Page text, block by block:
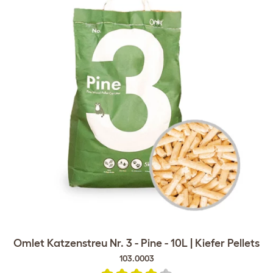
Omlet Katzenstreu Nr. 3 - Pine - 10L | Kiefer Pellets
103.0003